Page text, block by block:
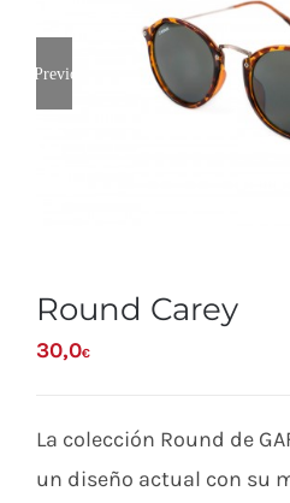
Previous
Round Carey
30,0€
La colección Round de
un diseño actual con su